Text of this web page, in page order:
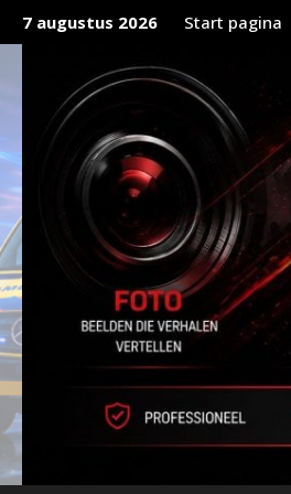
naar
7 augustus 2026 Start pagina